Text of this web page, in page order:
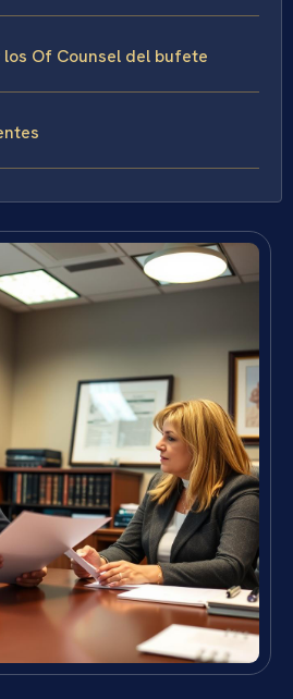
los Of Counsel del bufete